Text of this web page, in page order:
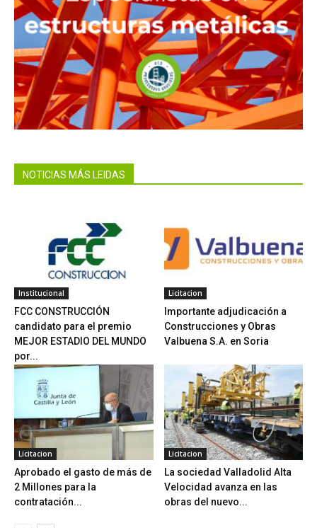
NOTICIAS MÁS LEIDAS
Institucional
FCC CONSTRUCCIÓN
candidato para el premio
MEJOR ESTADIO DEL MUNDO
por...
Licitacion
Importante adjudicación a
Construcciones y Obras
Valbuena S.A. en Soria
Licitacion
Aprobado el gasto de más de
2 Millones para la
contratación...
Licitacion
La sociedad Valladolid Alta
Velocidad avanza en las
obras del nuevo...